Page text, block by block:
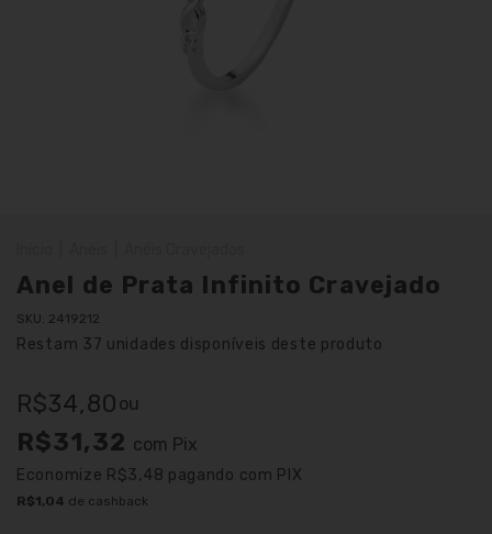
Anel de Prata Infinito Cravejado
SKU: 2419212
Restam 37 unidades disponíveis deste produto
R$34,80 ou
R$31,32 com Pix
Economize R$3,48 pagando com PIX
R$1,04 de cashback